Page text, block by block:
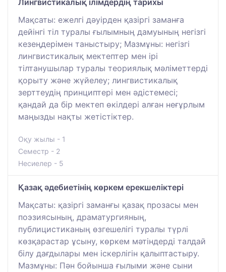
Лингвистикалық ілімдердің тарихы
Мақсаты: ежелгі дәуірден қазіргі заманға
дейінгі тіл туралы ғылымның дамуының негізгі
кезеңдерімен таныстыру; Мазмұны: негізгі
лингвистикалық мектептер мен ірі
тілтанушылар туралы теориялық мәліметтерді
қорыту және жүйелеу; лингвистикалық
зерттеудің принциптері мен әдістемесі;
қандай да бір мектеп өкілдері алған неғұрлым
маңызды нақты жетістіктер.
Оқу жылы - 1
Семестр - 2
Несиелер - 5
Қазақ әдебиетінің көркем ерекшеліктері
Мақсаты: қазіргі заманғы қазақ прозасы мен
поэзиясының, драматургияның,
публицистиканың өзгешелігі туралы түрлі
көзқарастар ұсыну, көркем мәтіндерді талдай
білу дағдылары мен іскерлігін қалыптастыру.
Мазмұны: Пән бойынша ғылыми және сыни